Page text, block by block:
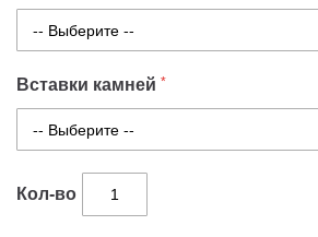
Вставки камней
Кол-во